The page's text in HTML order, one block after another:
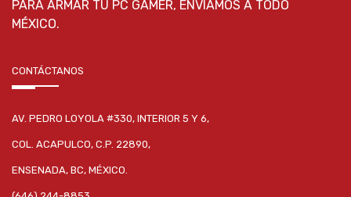
PARA ARMAR TU PC GAMER, ENVÍAMOS A TODO
MÉXICO.
CONTÁCTANOS
AV. PEDRO LOYOLA #330, INTERIOR 5 Y 6,
COL. ACAPULCO, C.P. 22890,
ENSENADA, BC, MÉXICO.